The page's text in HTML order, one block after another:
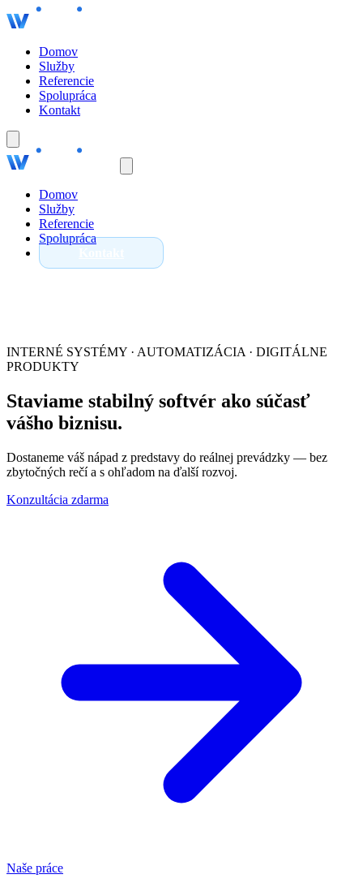
Domov
Služby
Referencie
Spolupráca
Kontakt
Domov
Služby
Referencie
Spolupráca
INTERNÉ SYSTÉMY · AUTOMATIZÁCIA · DIGITÁLNE
PRODUKTY
Staviame stabilný softvér ako súčasť
vášho biznisu.
Dostaneme váš nápad z predstavy do reálnej prevádzky — bez
zbytočných rečí a s ohľadom na ďalší rozvoj.
Konzultácia zdarma
Naše práce